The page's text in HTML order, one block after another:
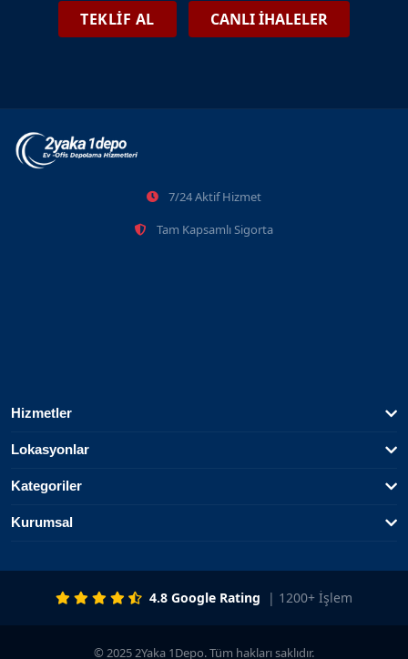
2025 İstanbul Depolama Fiyatları
25.09.2021
TEKLİF AL CANLI İHALELER
7/24 Aktif Hizmet
Tam Kapsamlı Sigorta
Hizmetler
Lokasyonlar
Kategoriler
Kurumsal
4.8 Google Rating | 1200+ İşlem
© 2025 2Yaka 1Depo. Tüm hakları saklıdır.